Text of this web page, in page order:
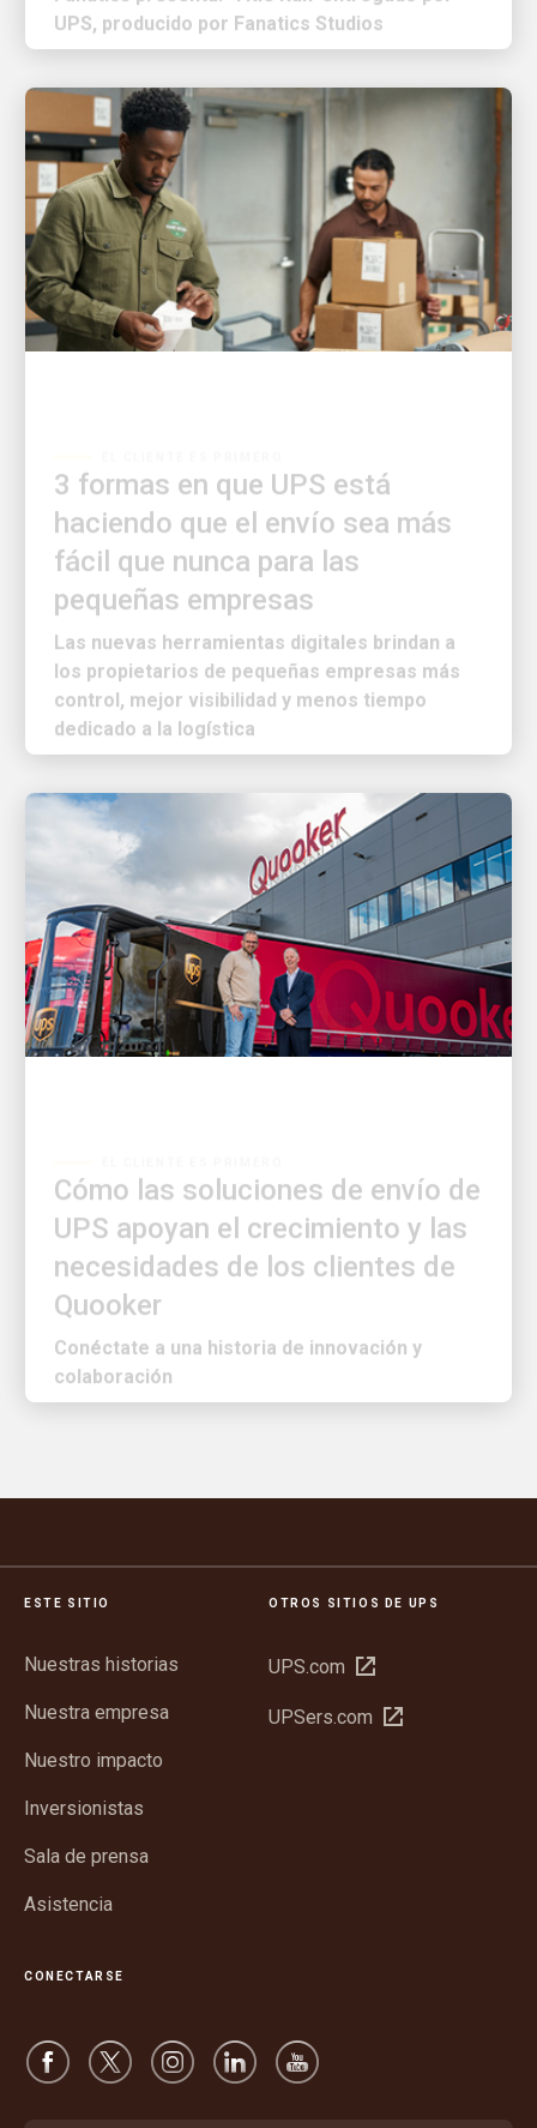
haciendo que el envío sea más
fácil que nunca para las
pequeñas empresas
Las nuevas herramientas digitales brindan a
los propietarios de pequeñas empresas más
control, mejor visibilidad y menos tiempo
dedicado a la logística
UPS apoyan el crecimiento y las
necesidades de los clientes de
Quooker
Conéctate a una historia de innovación y
colaboración
ESTE SITIO
Nuestras historias
Nuestra empresa
Nuestro impacto
Inversionistas
Sala de prensa
Asistencia
OTROS SITIOS DE UPS
UPS.com Abrir
una
UPSers.com Abrir
CONECTARSE